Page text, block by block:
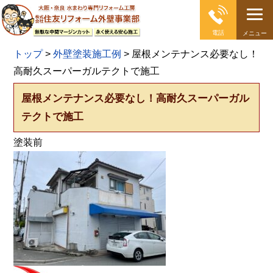
大阪の外壁塗装・屋根塗装 戸建て住宅塗り替え専門店
電話 メニュー
トップ >外壁塗装施工例 > 屋根メンテナンス必要なし！
高耐久スーパーガルテクトで施工
屋根メンテナンス必要なし！高耐久スーパーガル
テクトで施工
塗装前